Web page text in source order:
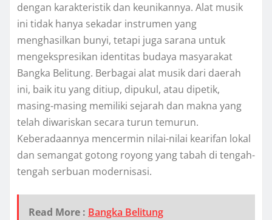
dengan karakteristik dan keunikannya. Alat musik
ini tidak hanya sekadar instrumen yang
menghasilkan bunyi, tetapi juga sarana untuk
mengekspresikan identitas budaya masyarakat
Bangka Belitung. Berbagai alat musik dari daerah
ini, baik itu yang ditiup, dipukul, atau dipetik,
masing-masing memiliki sejarah dan makna yang
telah diwariskan secara turun temurun.
Keberadaannya mencermin nilai-nilai kearifan lokal
dan semangat gotong royong yang tabah di tengah-
tengah serbuan modernisasi.
Read More : Bangka Belitung